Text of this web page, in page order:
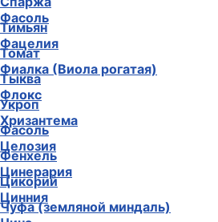
Фасоль
Фацелия
Фиалка (Виола рогатая)
Флокс
Хризантема
Целозия
Цинерария
Цинния
Спаржа
Тимьян
Томат
Тыква
Укроп
Фасоль
Фенхель
Цикорий